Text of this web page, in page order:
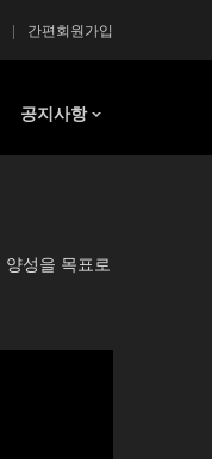
간편회원가입
공지사항